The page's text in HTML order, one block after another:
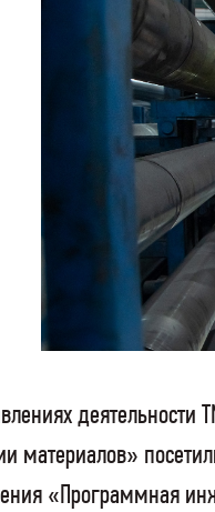
материалов»
«Программная